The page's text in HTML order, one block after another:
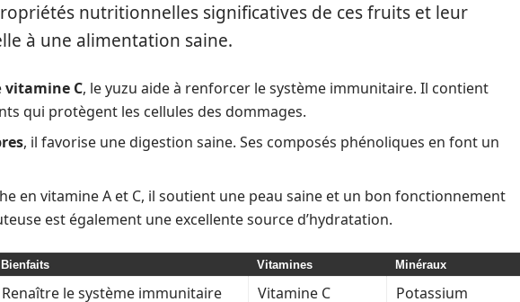
nutritionnelles significatives de ces fruits et leur
à une alimentation saine.
vitamine C, le yuzu aide à renforcer le système immunitaire. Il contient
qui protègent les cellules des dommages.
, il favorise une digestion saine. Ses composés phénoliques en font un
en vitamine A et C, il soutient une peau saine et un bon fonctionnement
est également une excellente source d’hydratation.
Bienfaits Vitamines Minéraux
Renaître le système immunitaire Vitamine C
Potassium